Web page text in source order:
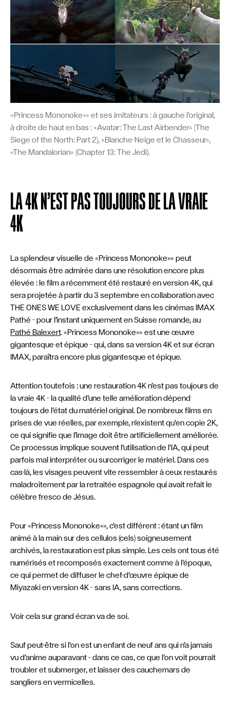
«Princess Mononoke»» et ses imitateurs : à gauche l’original,
à droite de haut en bas : «Avatar: The Last Airbender» (The
Siege of the North: Part 2), «Blanche-Neige et le Chasseur»,
«The Mandalorian» (Chapter 13: The Jedi).
LA 4K N’EST PAS TOUJOURS DE LA VRAIE
4K
La splendeur visuelle de «Princess Mononoke»» peut
désormais être admirée dans une résolution encore plus
élevée : le film a récemment été restauré en version 4K, qui
sera projetée à partir du 3 septembre en collaboration avec
THE ONES WE LOVE exclusivement dans les cinémas IMAX
Pathé – pour l’instant uniquement en Suisse romande, au
Pathé Balexert. «Princess Mononoke»» est une œuvre
gigantesque et épique – qui, dans sa version 4K et sur écran
IMAX, paraîtra encore plus gigantesque et épique.
Attention toutefois : une restauration 4K n’est pas toujours de
la vraie 4K – la qualité d’une telle amélioration dépend
toujours de l’état du matériel original. De nombreux films en
prises de vue réelles, par exemple, n’existent qu’en copie 2K,
ce qui signifie que l’image doit être artificiellement améliorée.
Ce processus implique souvent l’utilisation de l’IA, qui peut
parfois mal interpréter ou surcorriger le matériel. Dans ces
cas-là, les visages peuvent vite ressembler à ceux restaurés
maladroitement par la retraitée espagnole qui avait refait le
célèbre fresco de Jésus.
Pour «Princess Mononoke»», c’est différent : étant un film
animé à la main sur des cellulos (cels) soigneusement
archivés, la restauration est plus simple. Les cels ont tous été
numérisés et recomposés exactement comme à l’époque,
ce qui permet de diffuser le chef-d’œuvre épique de
Miyazaki en version 4K – sans IA, sans corrections.
Voir cela sur grand écran va de soi.
Sauf peut-être si l’on est un enfant de neuf ans qui n’a jamais
vu d’anime auparavant – dans ce cas, ce que l’on voit pourrait
troubler et submerger, et laisser des cauchemars de
sangliers en vermicelles.